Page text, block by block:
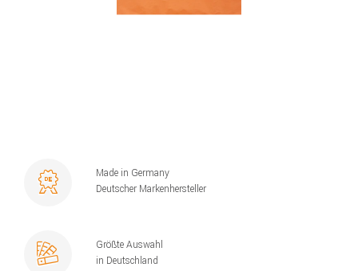
Made in Germany
Deutscher Markenhersteller
Größte Auswahl
in Deutschland